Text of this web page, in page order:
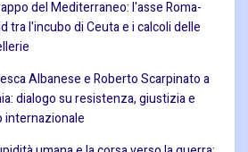
del Mediterraneo: l'asse Roma-
tra l'incubo di Ceuta e i calcoli delle
Albanese e Roberto Scarpinato a
dialogo su resistenza, giustizia e
internazionale